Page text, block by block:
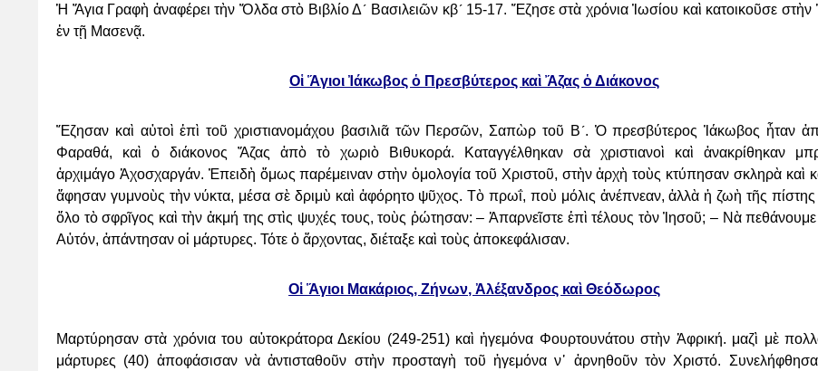
Ἡ Ἅγια Γραφὴ ἀναφέρει τὴν Ὄλδα στὸ Βιβλίο Δ´ Βασιλειῶν κβ´ 15-17. Ἔζησε στὰ χρόνιαἸωσίου καὶ κατοικοῦσε
ἐν τῇ Μασενᾷ.
Οἱ Ἅγιοι Ἰάκωβος ὁ Πρεσβύτερος καὶ Ἄζας ὁ Διάκονος
Ἔζησαν καὶ αὐτοὶ ἐπὶ τοῦ χριστιανομάχου βασιλιᾶ τῶν Περσῶν, Σαπὼρ τοῦ Β´. Ὁπρεσβύτερος Ἰάκωβος ἦταν
Φαραθά, καὶ ὁ διάκονος Ἄζας ἀπὸ τὸ χωριὸ
Βιθυκορά. Καταγγέλθηκαν σὰ χριστιανοὶ καὶ ἀνακρίθηκαν
ἀρχιμάγο Ἀχοσχαργάν. Ἐπειδὴ ὅμως παρέμειναν στὴν ὁμολογία τοῦ Χριστοῦ, στὴν ἀρχὴ τοὺς κτύπησαν σκληρὰ καὶ
ἄφησαν γυμνοὺς τὴν νύκτα, μέσα σὲ δριμὺ καὶ ἀφόρητο ψῦχος. Τὸ πρωΐ, ποὺ μόλις ἀνέπνεαν, ἀλλὰ ἡ ζωὴ τῆς πίστης
ὅλο τὸ σφρῖγος καὶ τὴν ἀκμή της στὶς ψυχές τους, τοὺς ῥώτησαν: – Ἀπαρνεῖστε ἐπὶ τέλους τὸν Ἰησοῦ; – Νὰ πεθάνουμε
Αὐτόν, ἀπάντησαν οἱ μάρτυρες. Τότε ὁ ἄρχοντας, διέταξε καὶ τοὺς ἀποκεφάλισαν.
Οἱ Ἅγιοι Μακάριος, Ζήνων, Ἀλέξανδρος καὶ Θεόδωρος
Μαρτύρησαν στὰ χρόνια του αὐτοκράτορα Δεκίου (249-251) καὶ ἡγεμόνα Φουρτουνάτουστὴν Ἀφρική. μαζὶ μὲ
μάρτυρες (40) ἀποφάσισαν νὰ ἀντισταθοῦν στὴνπροσταγὴ τοῦ ἡγεμόνα ν᾿ ἀρνηθοῦν τὸν Χριστό.